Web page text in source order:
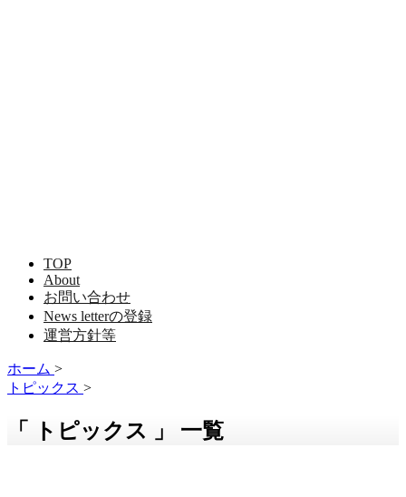
TOP
About
お問い合わせ
News letterの登録
運営方針等
ホーム >
トピックス >
「 トピックス 」 一覧